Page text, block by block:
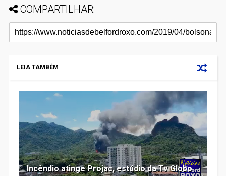
COMPARTILHAR:
LEIA TAMBÉM
Incêndio atinge Projac, estúdio da Tv Globo